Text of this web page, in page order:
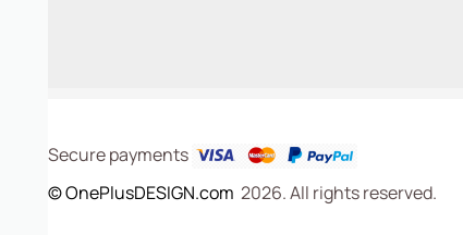
Secure payments
© OnePlusDESIGN.com 2026. All rights reserved.